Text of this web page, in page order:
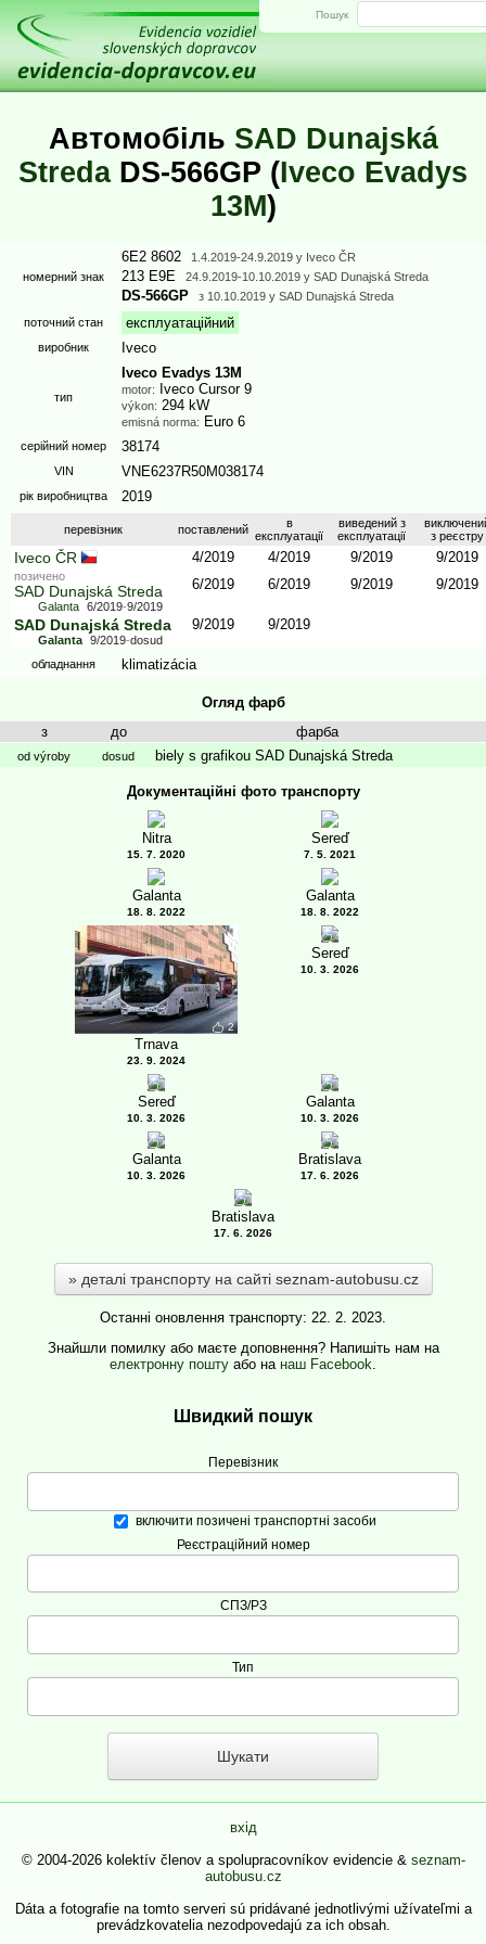
Автомобіль SAD Dunajská
StredaDS-566GP (Iveco Evadys
13M)
номерний знак
6E2 8602 1.4.2019-24.9.2019 у Iveco ČR
213 E9E 24.9.2019-10.10.2019 у SAD Dunajská Streda
DS-566GP з 10.10.2019 у SAD Dunajská Streda
поточний стан
експлуатаційний
виробник Iveco
тип
Iveco Evadys 13M
motor: Iveco Cursor 9
výkon: 294 kW
emisná norma: Euro 6
серійний номер 38174
VIN VNE6237R50M038174
рік виробництва 2019
перевізник поставлений
в
експлуатації
виведений з
експлуатації
з реєстру
Iveco ČR 4/2019 4/2019 9/2019 9/2019
позичено
SAD Dunajská Streda 6/2019 6/2019 9/2019 9/2019
Galanta 6/2019-9/2019
SAD Dunajská Streda 9/2019 9/2019
Galanta 9/2019-dosud
обладнання
klimatizácia
Огляд фарб
з
до фарба
od výroby dosud biely s grafikou SAD Dunajská Streda
Документаційні фото транспорту
Nitra
15. 7. 2020
Sereď
7. 5. 2021
Galanta
18. 8. 2022
Galanta
18. 8. 2022
2
Trnava
23. 9. 2024
5
Sereď
10. 3. 2026
3
Sereď
10. 3. 2026
3
Galanta
10. 3. 2026
4
Galanta
10. 3. 2026
5
Bratislava
17. 6. 2026
3
Bratislava
17. 6. 2026
деталі транспорту на сайті seznam-autobusu.cz
Останні оновлення транспорту: 22. 2. 2023.
Знайшли помилку або маєте доповнення? Напишіть нам на
електронну пошту або на наш Facebook.
Швидкий пошук
Перевізник
включити позичені транспортні засоби
Реєстраційний номер
СПЗ/РЗ
Тип
Пошук
вхід
© 2004-2026 kolektív členov a spolupracovníkov evidencie & seznam-
autobusu.cz
Dáta a fotografie na tomto serveri sú pridávané jednotlivými užívateľmi a
prevádzkovatelia nezodpovedajú za ich obsah.